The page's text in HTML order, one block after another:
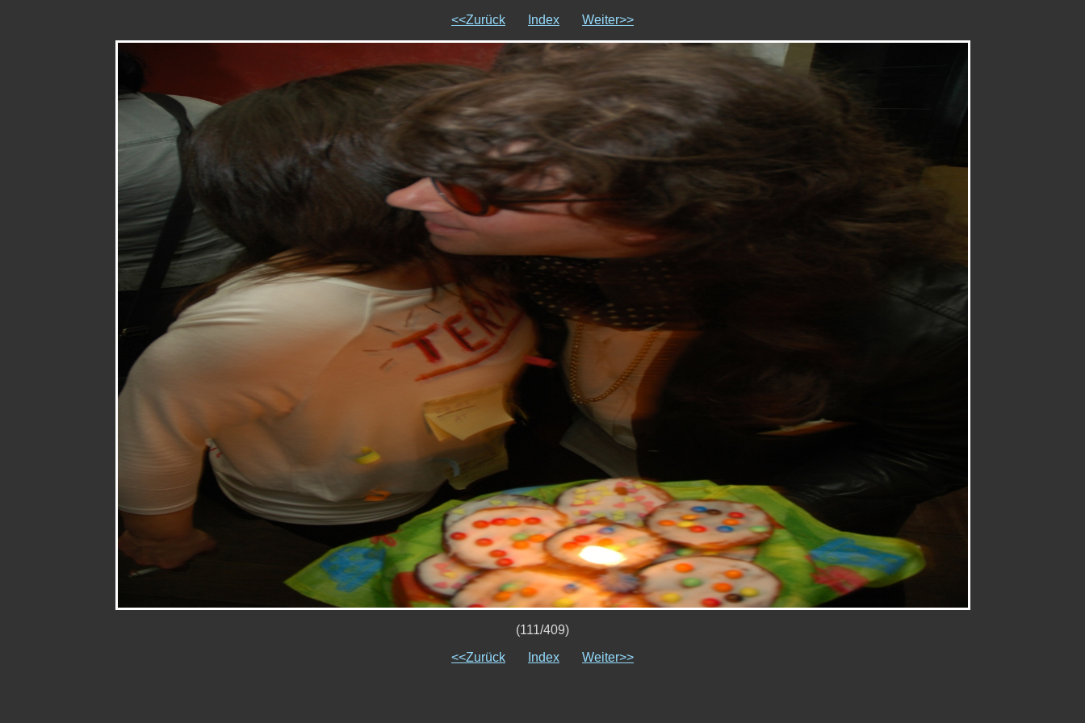
<<Zurück Index Weiter>>
(111/409)
<<Zurück
Index Weiter>>